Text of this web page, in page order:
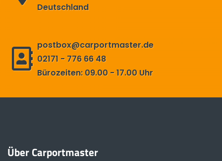
Deutschland
postbox@carportmaster.de
02171 - 776 66 48
Bürozeiten: 09.00 - 17.00 Uhr
Über Carportmaster